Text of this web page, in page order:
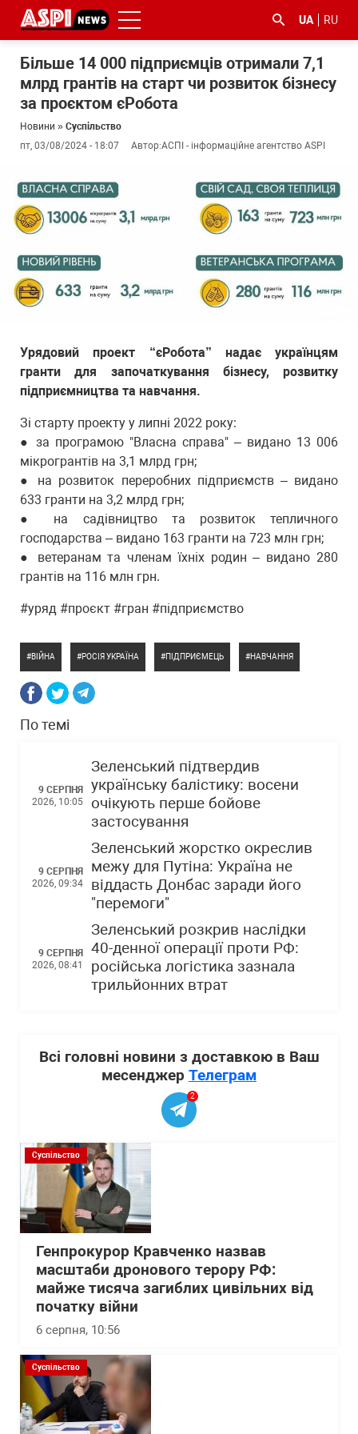
UA RU
Більше 14 000 підприємців отримали 7,1
млрд грантів на старт чи розвиток бізнесу
за проєктом єРобота
Новини » Суспільство
пт, 03/08/2024 - 18:07
Автор:АСПІ - інформаційне агентство ASPI
Урядовий проект “єРобота” надає українцям
гранти для започаткування бізнесу, розвитку
підприємництва та навчання.
Зі старту проекту у липні 2022 року:
● за програмою "Власна справа" – видано 13 006
мікрогрантів на 3,1 млрд грн;
● на розвиток переробних підприємств – видано
633 гранти на 3,2 млрд грн;
● на садівництво та розвиток тепличного
господарства – видано 163 гранти на 723 млн грн;
● ветеранам та членам їхніх родин – видано 280
грантів на 116 млн грн.
#уряд #проєкт #гран #підприємство
ВІЙНА РОСІЯ УКРАЇНА ПІДПРИЄМЕЦЬ НАВЧАННЯ
По темі
9 СЕРПНЯ
2026, 10:05
Зеленський підтвердив
українську балістику: восени
очікують перше бойове
застосування
9 СЕРПНЯ
2026, 09:34
Зеленський жорстко окреслив
межу для Путіна: Україна не
віддасть Донбас заради його
"перемоги"
9 СЕРПНЯ
2026, 08:41
Зеленський розкрив наслідки
40-денної операції проти РФ:
російська логістика зазнала
трильйонних втрат
Всі головні новини з доставкою в Ваш
месенджер Телеграм
2
Суспільство
Генпрокурор Кравченко назвав
масштаби дронового терору РФ:
майже тисяча загиблих цивільних від
початку війни
6 серпня, 10:56
Суспільство
#ООС
#боротьба
з
корупцією
#Київ #коронавірус